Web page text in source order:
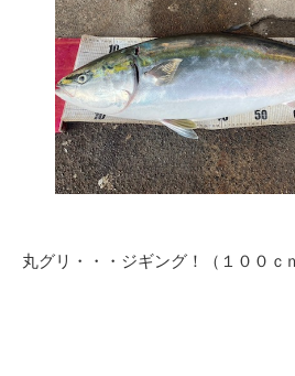
丸グリ・・・ジギング！（１００ｃ